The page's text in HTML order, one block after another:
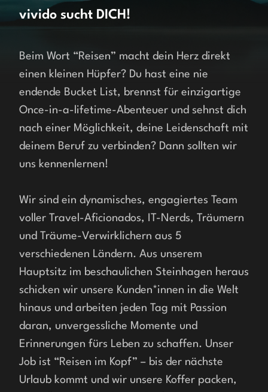
vivido sucht DICH!
Beim Wort “Reisen” macht dein Herz direkt
einen kleinen Hüpfer? Du hast eine nie
endende Bucket List, brennst für einzigartige
Once-in-a-lifetime-Abenteuer und sehnst dich
nach einer Möglichkeit, deine Leidenschaft mit
deinem Beruf zu verbinden? Dann sollten wir
uns kennenlernen!
Wir sind ein dynamisches, engagiertes Team
voller Travel-Aficionados, IT-Nerds, Träumern
und Träume-Verwirklichern aus 5
verschiedenen Ländern. Aus unserem
Hauptsitz im beschaulichen Steinhagen heraus
schicken wir unsere Kunden*innen in die Welt
hinaus und arbeiten jeden Tag mit Passion
daran, unvergessliche Momente und
Erinnerungen fürs Leben zu schaffen. Unser
Job ist “Reisen im Kopf” – bis der nächste
Urlaub kommt und wir unsere Koffer packen,